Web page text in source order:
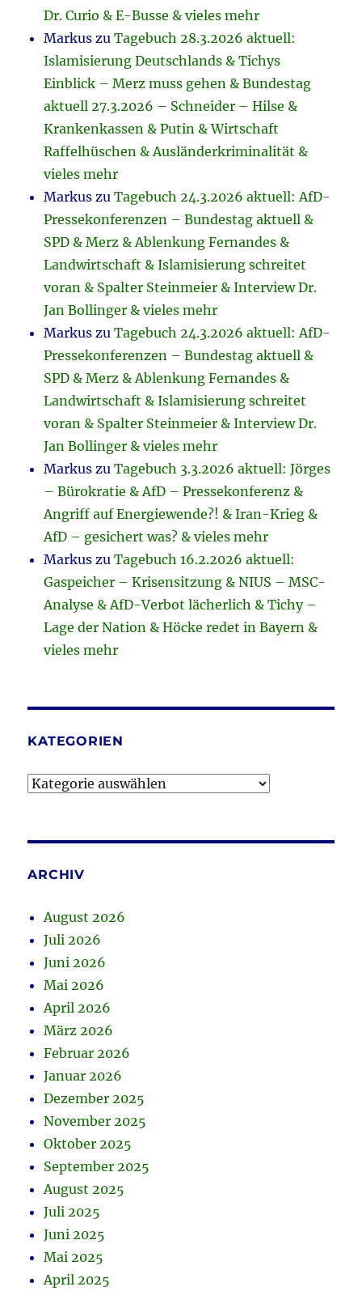
Dr. Curio & E-Busse & vieles mehr
Markus zuTagebuch 28.3.2026 aktuell:
Islamisierung Deutschlands & Tichys
Einblick – Merz muss gehen & Bundestag
aktuell 27.3.2026 – Schneider – Hilse &
Krankenkassen & Putin & Wirtschaft
Raffelhüschen & Ausländerkriminalität &
vieles mehr
Markus zuTagebuch 24.3.2026 aktuell: AfD-
Pressekonferenzen – Bundestag aktuell &
SPD & Merz & Ablenkung Fernandes &
Landwirtschaft & Islamisierung schreitet
voran & Spalter Steinmeier & Interview Dr.
Jan Bollinger & vieles mehr
Markus zuTagebuch 24.3.2026 aktuell: AfD-
Pressekonferenzen – Bundestag aktuell &
SPD & Merz & Ablenkung Fernandes &
Landwirtschaft & Islamisierung schreitet
voran & Spalter Steinmeier & Interview Dr.
Jan Bollinger & vieles mehr
Markus zuTagebuch 3.3.2026 aktuell: Jörges
– Bürokratie & AfD – Pressekonferenz &
Angriff auf Energiewende?! & Iran-Krieg &
AfD – gesichert was? & vieles mehr
Markus zuTagebuch 16.2.2026 aktuell:
Gaspeicher – Krisensitzung & NIUS – MSC-
Analyse & AfD-Verbot lächerlich & Tichy –
Lage der Nation & Höcke redet in Bayern &
vieles mehr
KATEGORIEN
Kategorien
ARCHIV
August 2026
Juli 2026
Juni 2026
Mai 2026
April 2026
März 2026
Februar 2026
Januar 2026
Dezember 2025
November 2025
Oktober 2025
September 2025
August 2025
Juli 2025
Juni 2025
Mai 2025
April 2025